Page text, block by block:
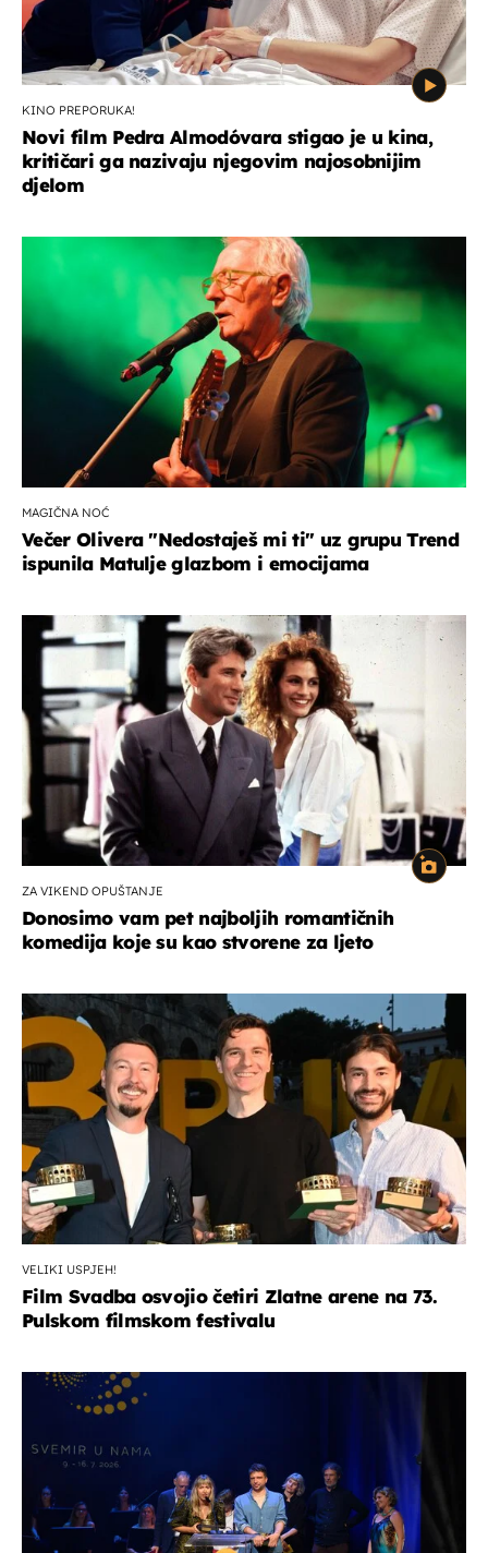
KINO PREPORUKA!
Novi film Pedra Almodóvara stigao je u kina,
kritičari ga nazivaju njegovim najosobnijim
djelom
MAGIČNA NOĆ
Večer Olivera "Nedostaješ mi ti" uz grupu Trend
ispunila Matulje glazbom i emocijama
ZA VIKEND OPUŠTANJE
Donosimo vam pet najboljih romantičnih
komedija koje su kao stvorene za ljeto
VELIKI USPJEH!
Film Svadba osvojio četiri Zlatne arene na 73.
Pulskom filmskom festivalu